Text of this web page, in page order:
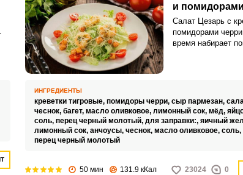
и
Салат Цезарь с
помидорами
время набирает
получается
сытным и
ИНГРЕДИЕНТЫ
креветки тигровые, помидоры черри, сыр пармезан,
чеснок, багет, масло оливковое, лимонный сок, мёд,
соль, перец черный молотый, для заправки:, яичный
лимонный сок, анчоусы, чеснок, масло оливковое, соль,
перец черный молотый
50 мин 131.9 кКал 23024 0